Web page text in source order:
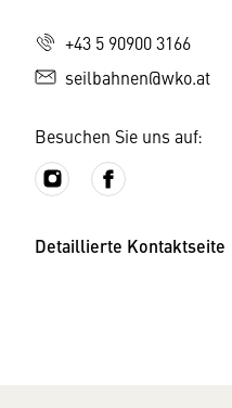
+43 5 90900 3166
seilbahnen@wko.at
Besuchen Sie uns auf:
Detaillierte Kontaktseite